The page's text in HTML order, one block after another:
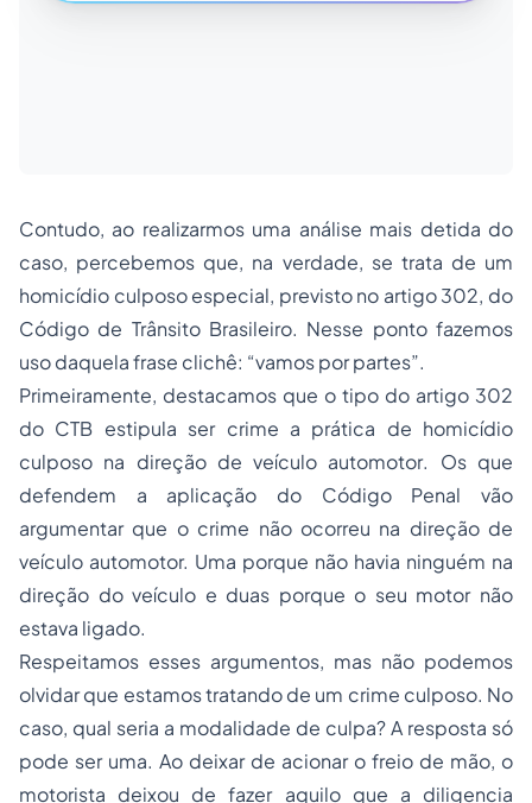
Contudo, ao realizarmos uma análise mais detida do
caso, percebemos que, na verdade, se trata de um
homicídio culposo especial, previsto no artigo 302, do
Código de Trânsito Brasileiro. Nesse ponto fazemos
uso daquela frase clichê: “vamos por partes”.
Primeiramente, destacamos que o tipo do artigo 302
do CTB estipula ser crime a prática de homicídio
culposo na direção de veículo automotor. Os que
defendem a aplicação do Código Penal vão
argumentar que o crime não ocorreu na direção de
veículo automotor. Uma porque não havia ninguém na
direção do veículo e duas porque o seu motor não
estava ligado.
Respeitamos esses argumentos, mas não podemos
olvidar que estamos tratando de um crime culposo. No
caso, qual seria a modalidade de culpa? A resposta só
pode ser uma. Ao deixar de acionar o freio de mão, o
motorista deixou de fazer aquilo que a diligencia